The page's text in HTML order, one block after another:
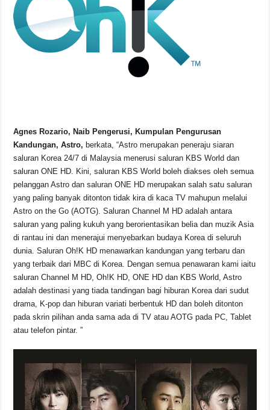
Agnes Rozario, Naib Pengerusi, Kumpulan Pengurusan
Kandungan, Astro, berkata, “Astro merupakan peneraju siaran
saluran Korea 24/7 di Malaysia menerusi saluran KBS World dan
saluran ONE HD. Kini, saluran KBS World boleh diakses oleh semua
pelanggan Astro dan saluran ONE HD merupakan salah satu saluran
yang paling banyak ditonton tidak kira di kaca TV mahupun melalui
Astro on the Go (AOTG). Saluran Channel M HD adalah antara
saluran yang paling kukuh yang berorientasikan belia dan muzik Asia
di rantau ini dan menerajui menyebarkan budaya Korea di seluruh
dunia. Saluran Oh!K HD menawarkan kandungan yang terbaru dan
yang terbaik dari MBC di Korea. Dengan semua penawaran kami iaitu
saluran Channel M HD, Oh!K HD, ONE HD dan KBS World, Astro
adalah destinasi yang tiada tandingan bagi hiburan Korea dari sudut
drama, K-pop dan hiburan variati berbentuk HD dan boleh ditonton
pada skrin pilihan anda sama ada di TV atau AOTG pada PC, Tablet
atau telefon pintar. ”